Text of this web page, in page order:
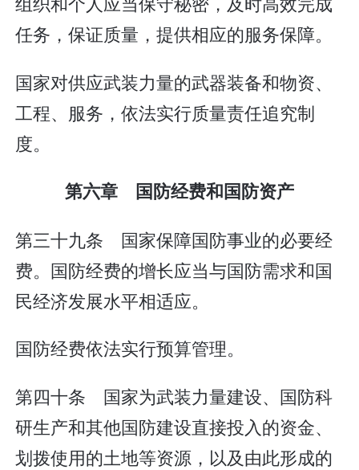
任务，保证质量，提供相应的服务保障。
国家对供应武装力量的武器装备和物资、
工程、服务，依法实行质量责任追究制
度。
第六章 国防经费和国防资产
第三十九条 国家保障国防事业的必要经
费。国防经费的增长应当与国防需求和国
民经济发展水平相适应。
国防经费依法实行预算管理。
第四十条 国家为武装力量建设、国防科
研生产和其他国防建设直接投入的资金、
划拨使用的土地等资源，以及由此形成的